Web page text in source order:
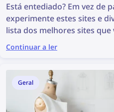
Está entediado? Em vez de
experimente estes sites e
lista dos melhores sites
quando estiver entediado
exploração da web.
Continuar a ler
Geral